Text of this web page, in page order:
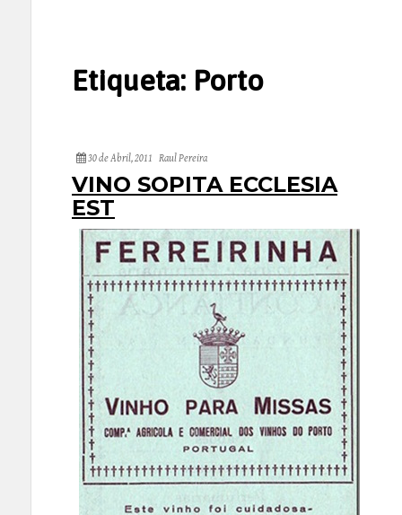
Etiqueta: Porto
30 de Abril, 2011 Raul Pereira
VINO SOPITA ECCLESIA
EST